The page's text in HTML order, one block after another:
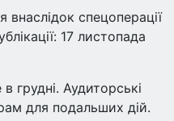
спецоперації
17 листопада
грудні. Аудиторські
для подальших дій.